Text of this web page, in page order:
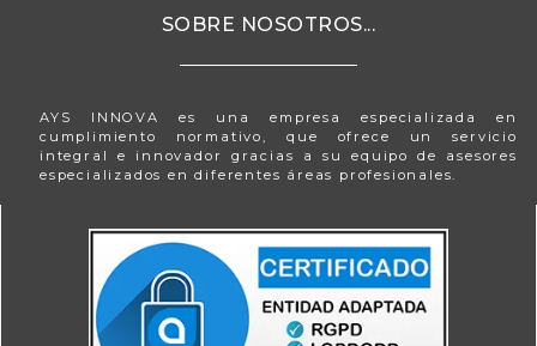
SOBRE NOSOTROS...
AYS INNOVA es una empresa especializada en
cumplimiento normativo, que ofrece un servicio
integral e innovador gracias a su equipo de asesores
especializados en diferentes áreas profesionales.